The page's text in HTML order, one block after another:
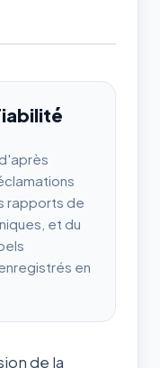
rapports de
et du
en
de la